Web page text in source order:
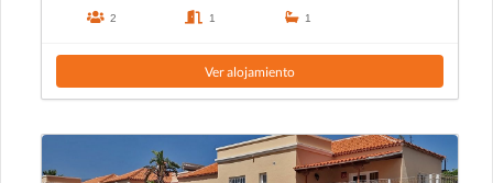
2 1 1
Ver alojamiento